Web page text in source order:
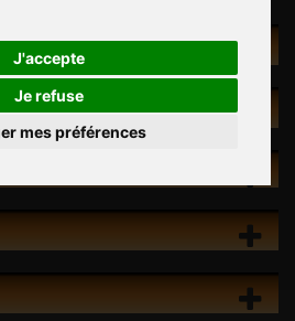
J'accepte
Je refuse
mes préférences